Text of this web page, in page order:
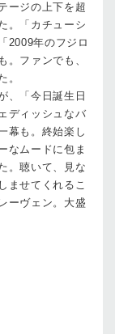
ージの上下を超
。「カチューシ
2009年のフジロ
。ファンでも、
。
、「今日誕生日
ディッシュなバ
幕も。終始楽し
なムードに包ま
。聴いて、見な
ませてくれるこ
ーヴェン。大盛